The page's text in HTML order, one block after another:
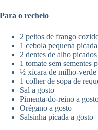
Para o recheio
2 peitos de frango
1 cebola pequena picada
2 dentes de alho picados
1 tomate sem sementes
½ xícara de milho-verde
1 colher de sopa de
Sal a gosto
Pimenta-do-reino a gosto
Orégano a gosto
Salsinha picada a gosto